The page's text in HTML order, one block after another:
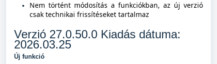
Nem történt módosítás a funkciókban, az új verzió
csak technikai frissítéseket tartalmaz
Verzió 27.0.50.0 Kiadás dátuma:
2026.03.25
Új funkció